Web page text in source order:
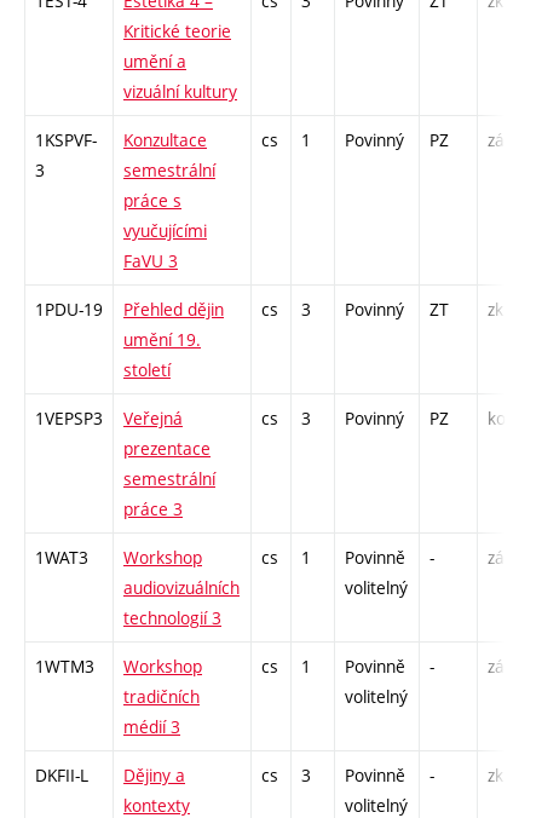
Kritické teorie
umění a
vizuální kultury
1KSPVF-
3
Konzultace
semestrální
práce s
vyučujícími
FaVU 3
cs 1 Povinný PZ zá
1PDU-19
Přehled dějin
umění 19.
století
cs 3 Povinný ZT zk
1VEPSP3
Veřejná
prezentace
semestrální
práce 3
cs 3 Povinný PZ kol
1WAT3
Workshop
audiovizuálních
technologií 3
cs 1
Povinně
volitelný
- zá
1WTM3
Workshop
tradičních
médií 3
cs 1
Povinně
volitelný
- zá
DKFII-L
Dějiny a
kontexty
cs 3
Povinně
volitelný
- zk